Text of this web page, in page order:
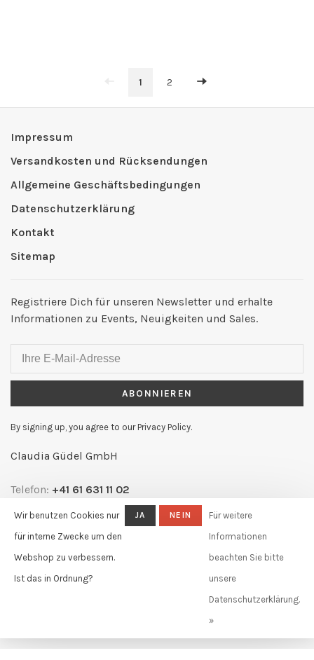
1 2
Impressum
Versandkosten und Rücksendungen
Allgemeine Geschäftsbedingungen
Datenschutzerklärung
Kontakt
Sitemap
Registriere Dich für unseren Newsletter und erhalte
Informationen zu Events, Neuigkeiten und Sales.
ABONNIEREN
By signing up, you agree to our Privacy Policy.
Claudia Güdel GmbH
Telefon: +41 61 631 11 02
info@claudiagudel.ch
Adresse:Markgräflerstr. 34
4057 Basel, Schweiz
Wir benutzen Cookies nur
für interne Zwecke um den
Webshop zu verbessern.
Ist das in Ordnung?
JA NEIN
Für weitere
Informationen
beachten Sie bitte
unsere
Datenschutzerklärung.
»